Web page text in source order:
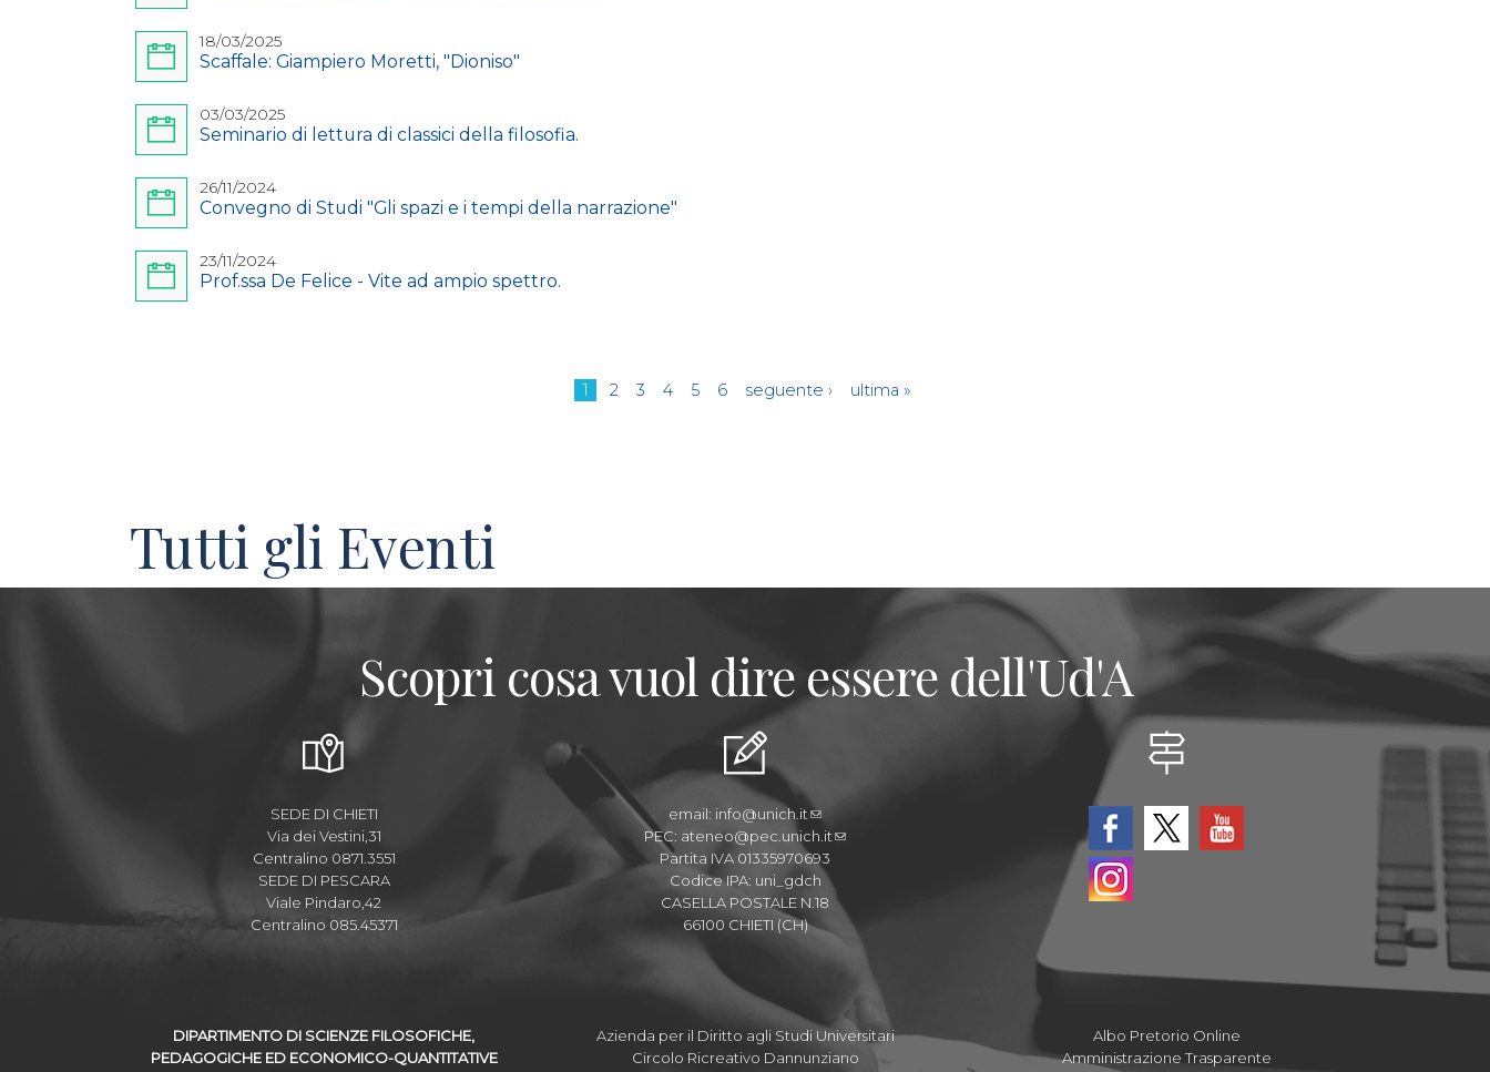
18/03/2025
Scaffale: Giampiero Moretti, "Dioniso"
03/03/2025
Seminario di lettura di classici della filosofia.
26/11/2024
Convegno di Studi "Gli spazi e i tempi della narrazione"
23/11/2024
Prof.ssa De Felice - Vite ad ampio spettro.
1 2 3 4 5 6 seguente › ultima »
Tutti gli Eventi
Scopri cosa vuol dire essere dell'Ud'A
SEDE DI CHIETI
Via dei Vestini,31
Centralino 0871.3551
SEDE DI PESCARA
Viale Pindaro,42
Centralino 085.45371
email: info@unich.it
PEC: ateneo@pec.unich.it
Partita IVA 01335970693
Codice IPA: uni_gdch
CASELLA POSTALE N.18
66100 CHIETI (CH)
DIPARTIMENTO DI SCIENZE FILOSOFICHE,
PEDAGOGICHE ED ECONOMICO-QUANTITATIVE
Azienda per il Diritto agli Studi Universitari
Circolo Ricreativo Dannunziano
Albo Pretorio Online
Amministrazione Trasparente